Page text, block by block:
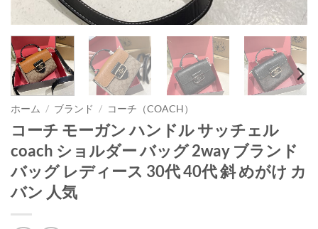
ホーム / ブランド / コーチ（COACH）
コーチ モーガン ハンドル サッチェル
coach ショルダー バッグ 2way ブランド
バッグ レディース 30代 40代 斜 めがけ カ
バン 人気